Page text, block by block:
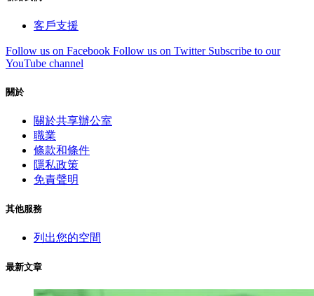
客戶支援
Follow us on Facebook Follow us on Twitter Subscribe to our
YouTube channel
關於
關於共享辦公室
職業
條款和條件
隱私政策
免責聲明
其他服務
列出您的空間
最新文章